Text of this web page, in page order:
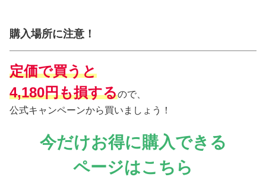
購入場所に注意！
定価で買うと
4,180円も損するので、
公式キャンペーンから買いましょう！
今だけお得に購入できる
ページはこちら